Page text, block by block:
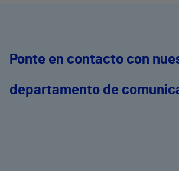
Ponte en contacto con
departamento de